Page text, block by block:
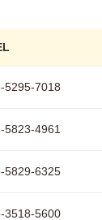
5295-7018
5823-4961
5829-6325
3518-5600